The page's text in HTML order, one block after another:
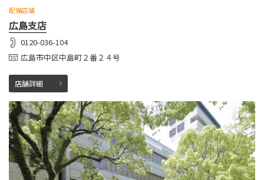
配備店舗
広島支店
0120-036-104
広島市中区中島町２番２４号
店舗詳細